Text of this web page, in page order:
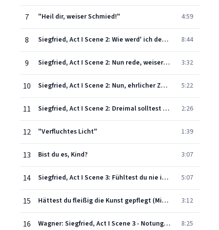
7 "Heil dir, weiser Schmied!" 4:59
8 Siegfried, Act I Scene 2: Wie werd' ich den Lauernden los? 8:44
9 Siegfried, Act I Scene 2: Nun rede, weiser Zwerg 3:32
10 Siegfried, Act I Scene 2: Nun, ehrlicher Zwerg, sag mir zum ersten 5:22
11 Siegfried, Act I Scene 2: Dreimal solltest du fragen 2:26
12 "Verfluchtes Licht" 1:39
13 Bist du es, Kind? 3:07
14 Siegfried, Act I Scene 3: Fühltest du nie im finst'ren Wald 5:07
15 Hättest du fleißig die Kunst gepflegt (Mime, Siegfried) 3:12
16 Wagner: Siegfried, Act I Scene 3 - Notung! Notung! Neidliches Schwert! – Hoho! Hoho! Hohei! Schmiede, mein Hammer – Den den Bruder Schuf 8:25